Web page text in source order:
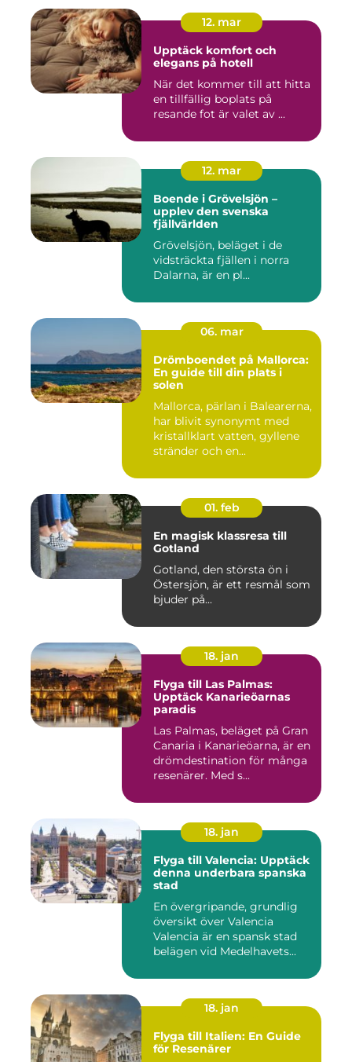
12. mar
Upptäck komfort och
elegans på hotell
När det kommer till att hitta
en tillfällig boplats på
resande fot är valet av ...
12. mar
Boende i Grövelsjön –
upplev den svenska
fjällvärlden
Grövelsjön, beläget i de
vidsträckta fjällen i norra
Dalarna, är en pl...
06. mar
Drömboendet på Mallorca:
En guide till din plats i
solen
Mallorca, pärlan i Balearerna,
har blivit synonymt med
kristallklart vatten, gyllene
stränder och en...
01. feb
En magisk klassresa till
Gotland
Gotland, den största ön i
Östersjön, är ett resmål som
bjuder på...
18. jan
Flyga till Las Palmas:
Upptäck Kanarieöarnas
paradis
Las Palmas, beläget på Gran
Canaria i Kanarieöarna, är en
drömdestination för många
resenärer. Med s...
18. jan
Flyga till Valencia: Upptäck
denna underbara spanska
stad
En övergripande, grundlig
översikt över Valencia
Valencia är en spansk stad
belägen vid Medelhavets...
18. jan
Flyga till Italien: En Guide
för Resenärer